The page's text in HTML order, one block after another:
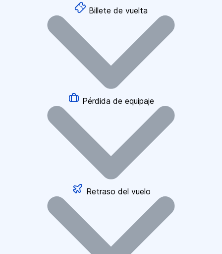
Billete de vuelta
Pérdida de equipaje
Retraso del vuelo